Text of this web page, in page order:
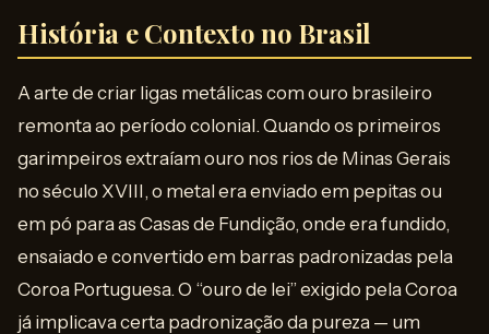
História e Contexto no Brasil
A arte de criar ligas metálicas com ouro brasileiro
remonta ao período colonial. Quando os primeiros
garimpeiros extraíam ouro nos rios de Minas Gerais
no século XVIII, o metal era enviado em pepitas ou
em pó para as Casas de Fundição, onde era fundido,
ensaiado e convertido em barras padronizadas pela
Coroa Portuguesa. O “ouro de lei” exigido pela Coroa
já implicava certa padronização da pureza — um